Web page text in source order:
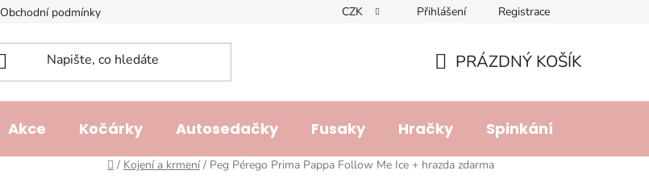
Obchodní podmínky Doprava a platba Lhůta pro vyřízení reklamace
CZK Přihlášení Registrace
KOŠÍK
PRÁZDNÝ KOŠÍK
Akce Kočárky Autosedačky Fusaky Hračky Spinkání
Domů
/ Kojení a krmení / Peg Pérego Prima Pappa Follow Me Ice + hrazda zdarma